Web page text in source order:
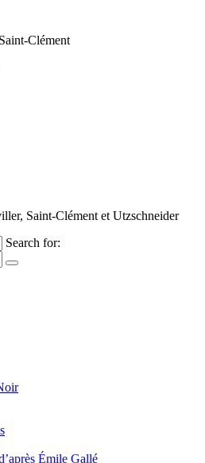
Clément
Saint-Clément et Utzschneider
Search for:
Émile Gallé